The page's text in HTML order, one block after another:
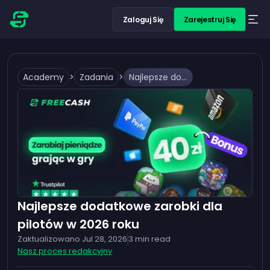
Zaloguj Się Zarejestruj Się
Academy > Zadania > Najlepsze dodatkowe zarobki dla pilotów w 2026 roku
Najlepsze dodatkowe zarobki dla
pilotów w 2026 roku
Zaktualizowano Jul 28, 2026 3 min read
Nasz proces redakcyjny